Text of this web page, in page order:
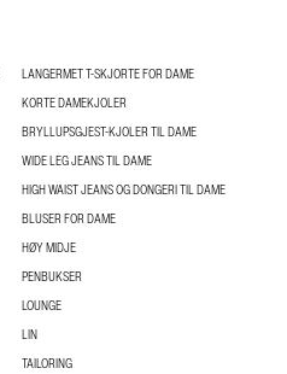
LANGERMET T-SKJORTE FOR DAME
KORTE DAMEKJOLER
BRYLLUPSGJEST-KJOLER TIL DAME
WIDE LEG JEANS TIL DAME
HIGH WAIST JEANS OG DONGERI TIL DAME
BLUSER FOR DAME
HØY MIDJE
PENBUKSER
LOUNGE
LIN
TAILORING